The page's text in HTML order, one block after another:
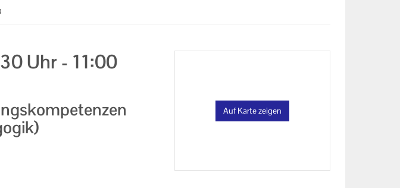
Uhr - 11:00
Auf Karte zeigen